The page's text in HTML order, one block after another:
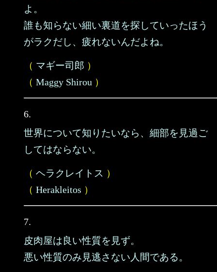
よ。
誰も知らない細い裏道を探していったほう
がラクだし、疲れないんだよね。
（ マギー司郎 ）
（ Maggy Shirou ）
6.
世界について知りたいなら、細部を見過ご
してはならない。
（ ヘラクレイトス ）
（ Herakleitos ）
7.
皮肉屋は良い性質を見ず。
悪い性質のみ見逃さない人間である。